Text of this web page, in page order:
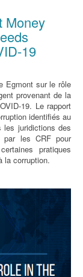
Money
19
Egmont sur le rôle
provenant de la
19. Le rapport
identifiés au
les juridictions des
par les CRF pour
pratiques
la corruption.